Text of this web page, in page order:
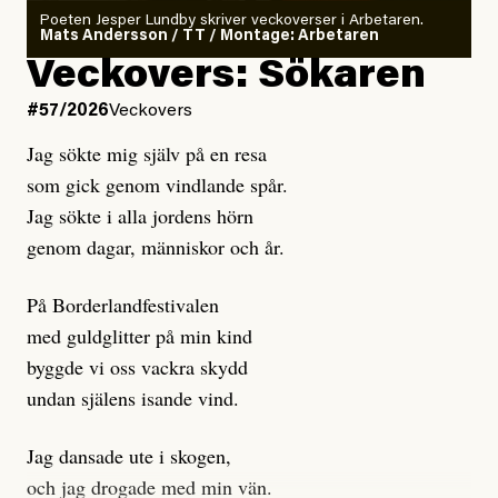
rekryteras och vad hon möter i den autonoma miljön.
Kuhn och Sassarinis-McGowan hävdar att
Dagens ETC arbetar med ”opålitliga källor” för att
klickbete är inte intressant för Dagens ETC.
Journalistiken är låst. En klatschig men korrekt rubrik
gör förhoppningsvis att en nyfiken beställer
prenumeration, men den avslutas sekunder senare om
dessa granskningar på olika källor, alltifrån domar till
en mängd intervjupersoner, inklusive generös
möjlighet att bemöta för såväl personen vars motiv att
engagera sig i Palestinarörelsen ifrågasätts som de
grupper där Säpo-resursen samlade in uppgifter.
Researchen är grundlig.
Poeten Jesper Lundby skriver veckoverser i Arbetaren.
Mats Andersson / TT / Montage: Arbetaren
Veckovers: Sökaren
#57/2026Veckovers
Jag sökte mig själv på en resa
som gick genom vindlande spår.
Jag sökte i alla jordens hörn
genom dagar, människor och år.
På Borderlandfestivalen
med guldglitter på min kind
byggde vi oss vackra skydd
undan själens isande vind.
Jag dansade ute i skogen,
och jag drogade med min vän.